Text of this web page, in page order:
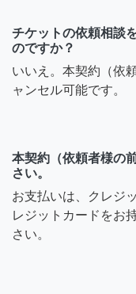
チケットの依頼相談
のですか？
いいえ。本契約（依
ャンセル可能です。
本契約（依頼者様の
さい。
お支払いは、クレジ
レジットカードをお
さい。